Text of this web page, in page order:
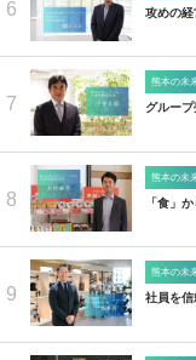
6 攻めの
7
熊本の未
グルー
8
熊本の未
「食」
9
熊本の未
社員を